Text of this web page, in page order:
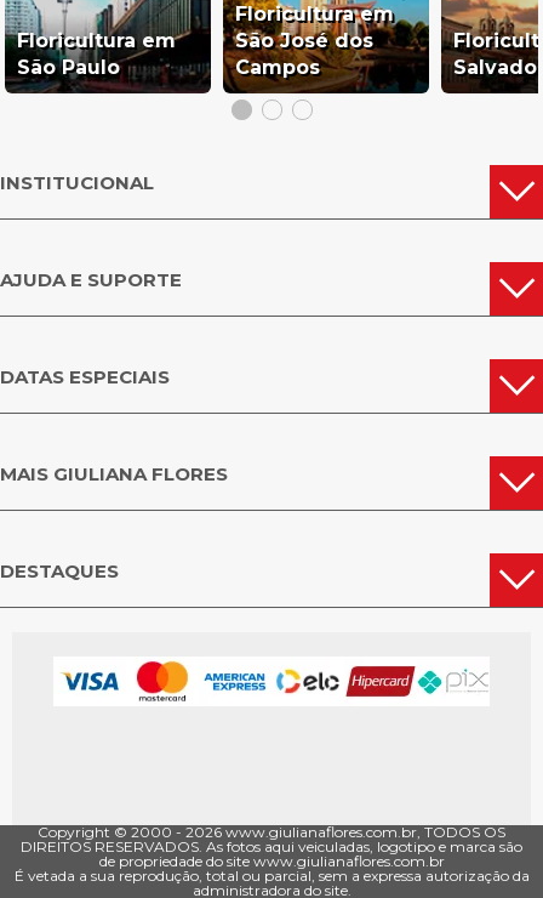
Floricultura em
São Paulo
Floricultura em
São José dos
Campos
INSTITUCIONAL
AJUDA E SUPORTE
DATAS ESPECIAIS
MAIS GIULIANA FLORES
DESTAQUES
Copyright © 2000 - ­2026 www.giulianaflores.com.br, TODOS OS
DIREITOS RESERVADOS. As fotos aqui veiculadas, logotipo e marca são
de propriedade do site www.giulianaflores.com.br
É vetada a sua reprodução, total ou parcial, sem a expressa autorização da
administradora do site.